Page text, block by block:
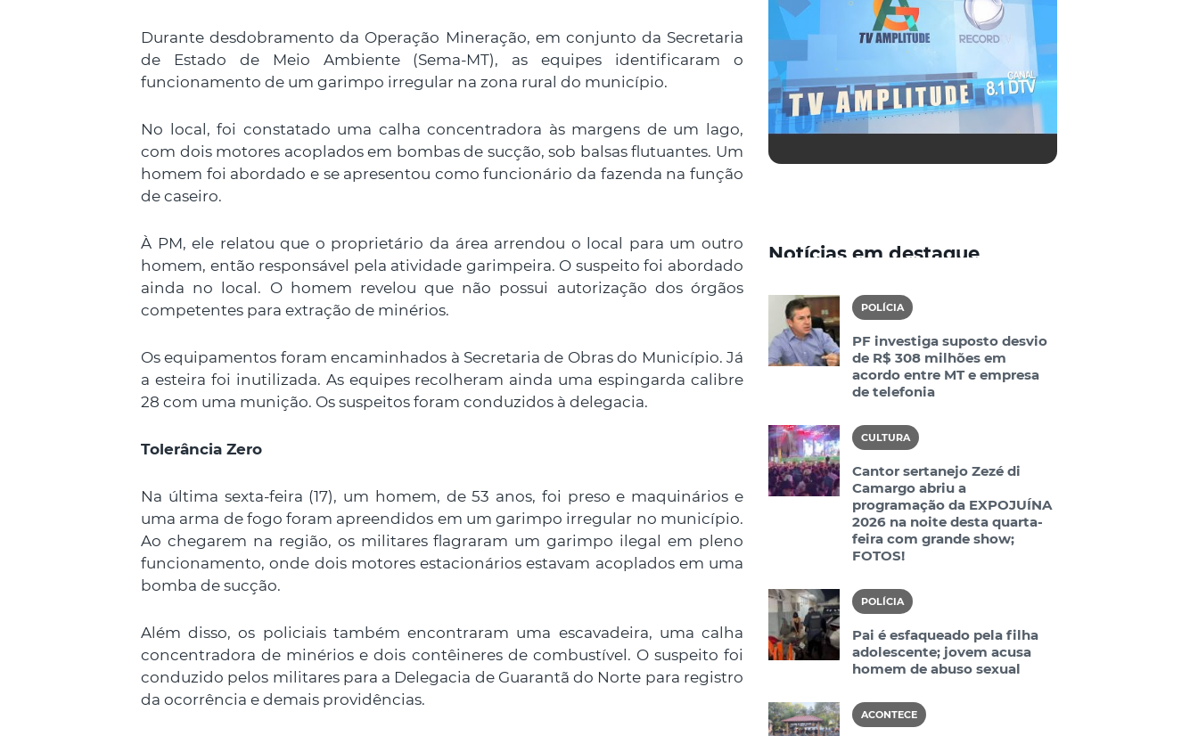
Durante desdobramento da Operação Mineração, em conjunto da Secretaria
de Estado de Meio Ambiente (Sema-MT), as equipes identificaram o
funcionamento de um garimpo irregular na zona rural do município.
No local, foi constatado uma calha concentradora às margens de um lago,
com dois motores acoplados em bombas de sucção, sob balsas flutuantes. Um
homem foi abordado e se apresentou como funcionário da fazenda na função
de caseiro.
À PM, ele relatou que o proprietário da área arrendou o local para um outro
homem, então responsável pela atividade garimpeira. O suspeito foi abordado
ainda no local. O homem revelou que não possui autorização dos órgãos
competentes para extração de minérios.
Os equipamentos foram encaminhados à Secretaria de Obras do Município. Já
a esteira foi inutilizada. As equipes recolheram ainda uma espingarda calibre
28 com uma munição. Os suspeitos foram conduzidos à delegacia.
Tolerância Zero
Na última sexta-feira (17), um homem, de 53 anos, foi preso e maquinários e
uma arma de fogo foram apreendidos em um garimpo irregular no município.
Ao chegarem na região, os militares flagraram um garimpo ilegal em pleno
funcionamento, onde dois motores estacionários estavam acoplados em uma
bomba de sucção.
Além disso, os policiais também encontraram uma escavadeira, uma calha
concentradora de minérios e dois contêineres de combustível. O suspeito foi
conduzido pelos militares para a Delegacia de Guarantã do Norte para registro
da ocorrência e demais providências.
POLÍCIA
PF investiga suposto desvio
de R$ 308 milhões em
acordo entre MT e empresa
de telefonia
CULTURA
Cantor sertanejo Zezé di
Camargo abriu a
programação da EXPOJUÍNA
2026 na noite desta quarta-
feira com grande show;
FOTOS!
POLÍCIA
Pai é esfaqueado pela filha
adolescente; jovem acusa
homem de abuso sexual
ACONTECE
Notícias em destaque